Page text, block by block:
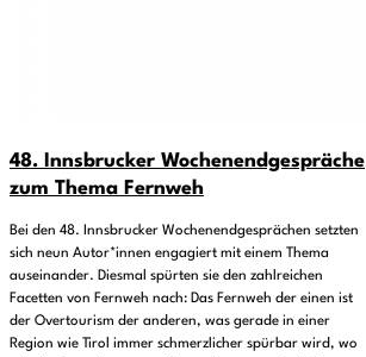
48. Innsbrucker Wochenendgespräche
zum Thema Fernweh
Bei den 48. Innsbrucker Wochenendgesprächen setzten
sich neun Autor*innen engagiert mit einem Thema
auseinander. Diesmal spürten sie den zahlreichen
Facetten von Fernweh nach: Das Fernweh der einen ist
der Overtourism der anderen, was gerade in einer
Region wie Tirol immer schmerzlicher spürbar wird, wo